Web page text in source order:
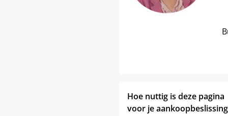
Hoe nuttig is deze pagina
voor je